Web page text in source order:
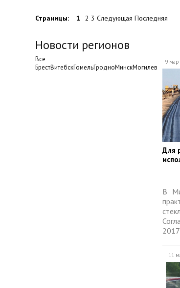
Страницы: 1 2 3 Следующая Последняя
Новости регионов
Все
БрестВитебскГомельГродноМинскМогилев
9
​Для
В
11